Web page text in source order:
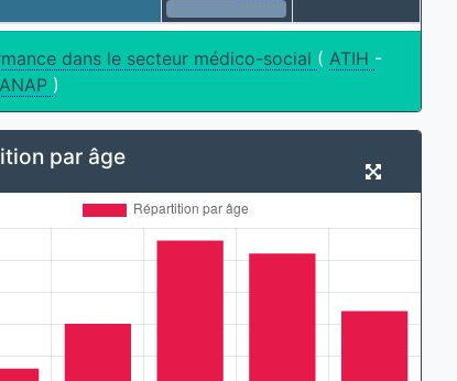
dans le secteur médico-social ( ATIH -
ANAP )
par âge